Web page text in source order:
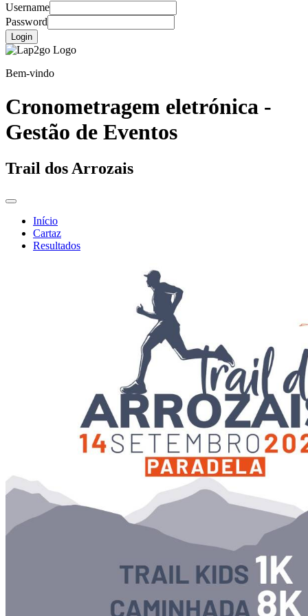
Username
Password
Login
Bem-vindo
Cronometragem eletrónica -
Gestão de Eventos
Trail dos Arrozais
Início
Cartaz
Resultados